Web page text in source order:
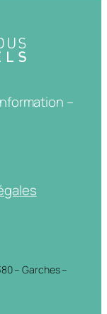
–
– Garches –